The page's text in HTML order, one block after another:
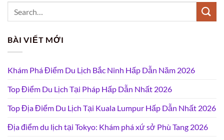
BÀI VIẾT MỚI
Khám Phá Điểm Du Lịch Bắc Ninh Hấp Dẫn Năm 2026
Top Điểm Du Lịch Tại Pháp Hấp Dẫn Nhất 2026
Top Địa Điểm Du Lịch Tại Kuala Lumpur Hấp Dẫn Nhất 2026
Địa điểm du lịch tại Tokyo: Khám phá xứ sở Phù Tang 2026